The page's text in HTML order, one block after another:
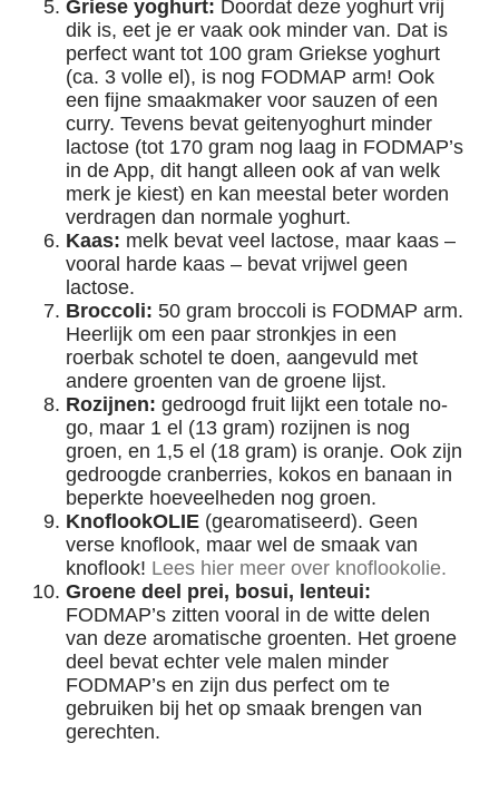
Griese yoghurt: Doordat deze yoghurt vrij
dik is, eet je er vaak ook minder van. Dat is
perfect want tot 100 gram Griekse yoghurt
(ca. 3 volle el), is nog FODMAP arm! Ook
een fijne smaakmaker voor sauzen of een
curry. Tevens bevat geitenyoghurt minder
lactose (tot 170 gram nog laag in FODMAP’s
in de App, dit hangt alleen ook af van welk
merk je kiest) en kan meestal beter worden
verdragen dan normale yoghurt.
Kaas: melk bevat veel lactose, maar kaas –
vooral harde kaas – bevat vrijwel geen
lactose.
Broccoli: 50 gram broccoli is FODMAP arm.
Heerlijk om een paar stronkjes in een
roerbak schotel te doen, aangevuld met
andere groenten van de groene lijst.
Rozijnen: gedroogd fruit lijkt een totale no-
go, maar 1 el (13 gram) rozijnen is nog
groen, en 1,5 el (18 gram) is oranje. Ook zijn
gedroogde cranberries, kokos en banaan in
beperkte hoeveelheden nog groen.
KnoflookOLIE (gearomatiseerd). Geen
verse knoflook, maar wel de smaak van
knoflook! Lees hier meer over knoflookolie.
Groene deel prei, bosui, lenteui:
FODMAP’s zitten vooral in de witte delen
van deze aromatische groenten. Het groene
deel bevat echter vele malen minder
FODMAP’s en zijn dus perfect om te
gebruiken bij het op smaak brengen van
gerechten.